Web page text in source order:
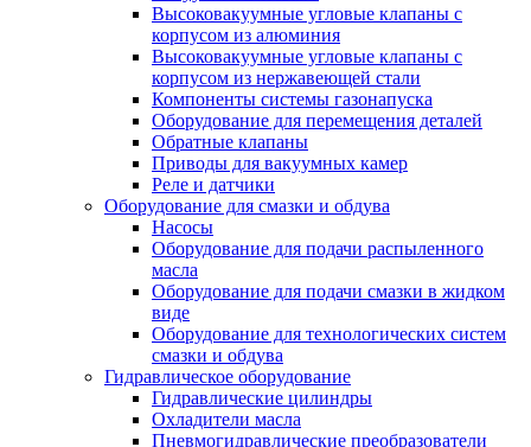
Высоковакуумные угловые клапаны с
корпусом из алюминия
Высоковакуумные угловые клапаны с
корпусом из нержавеющей стали
Компоненты системы газонапуска
Оборудование для перемещения деталей
Обратные клапаны
Приводы для вакуумных камер
Реле и датчики
Оборудование для смазки и обдува
Насосы
Оборудование для подачи распыленного
масла
Оборудование для подачи смазки в жидком
виде
Оборудование для технологических систем
смазки и обдува
Гидравлическое оборудование
Гидравлические цилиндры
Охладители масла
Пневмогидравлические преобразователи